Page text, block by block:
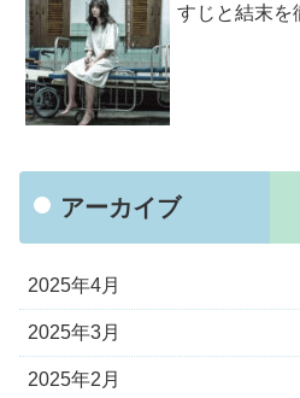
すじと結末を
アーカイブ
2025年4月
2025年3月
2025年2月